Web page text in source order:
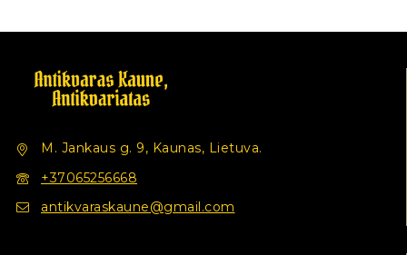
M. Jankaus g. 9, Kaunas, Lietuva.
+37065256668
antikvaraskaune@gmail.com